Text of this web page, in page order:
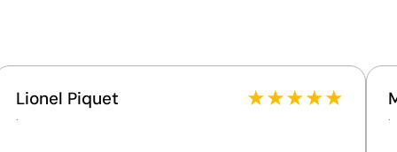
Fournisseur récompensé par la médaille EcoVadis
Platinum, figurant parmi le 1 % des entreprises les
mieux classées en matière de performance ESG.
Lionel Piquet
.
★★★★★
.